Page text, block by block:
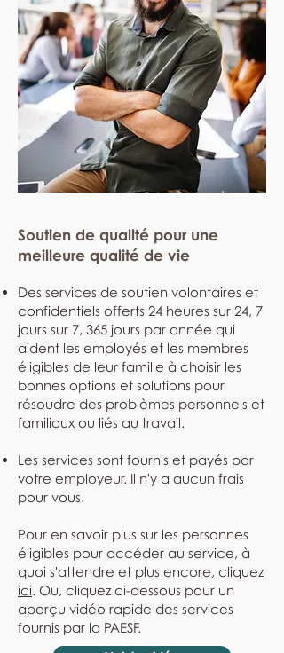
Soutien de qualité pour une
meilleure qualité de vie
Des services de soutien volontaires et
confidentiels offerts 24 heures sur 24, 7
jours sur 7, 365 jours par année qui
aident les employés et les membres
éligibles de leur famille à choisir les
bonnes options et solutions pour
résoudre des problèmes personnels et
familiaux ou liés au travail.
Les services sont fournis et payés par
votre employeur. Il n'y a aucun frais
pour vous.
Pour en savoir plus sur les personnes
éligibles pour accéder au service, à
quoi s'attendre et plus encore, cliquez
ici. Ou, cliquez ci-dessous pour un
aperçu vidéo rapide des services
fournis par la PAESF.